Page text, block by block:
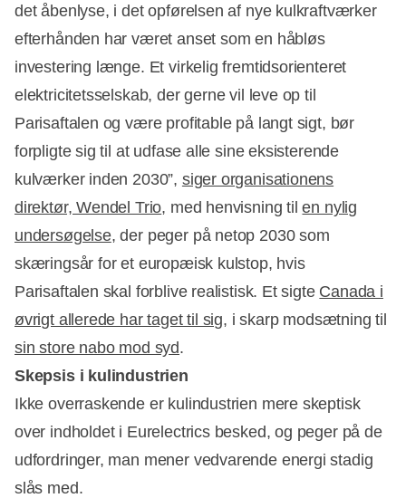
det åbenlyse, i det opførelsen af nye kulkraftværker
efterhånden har været anset som en håbløs
investering længe. Et virkelig fremtidsorienteret
elektricitetsselskab, der gerne vil leve op til
Parisaftalen og være profitable på langt sigt, bør
forpligte sig til at udfase alle sine eksisterende
kulværker inden 2030”, siger organisationens
direktør, Wendel Trio, med henvisning tilen nylig
undersøgelse, der peger på netop 2030 som
skæringsår for et europæisk kulstop, hvis
Parisaftalen skal forblive realistisk. Et sigte Canada i
øvrigt allerede har taget til sig, i skarp modsætning til
sin store nabo mod syd.
Skepsis i kulindustrien
Ikke overraskende er kulindustrien mere skeptisk
over indholdet i Eurelectrics besked, og peger på de
udfordringer, man mener vedvarende energi stadig
slås med.